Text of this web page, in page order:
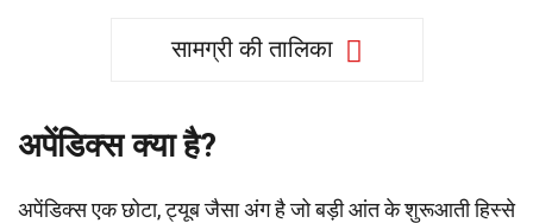
सामग्री की तालिका
अपेंडिक्स क्या है?
अपेंडिक्स एक छोटा, ट्यूब जैसा अंग है जो बड़ी आंत के शुरूआती हिस्से